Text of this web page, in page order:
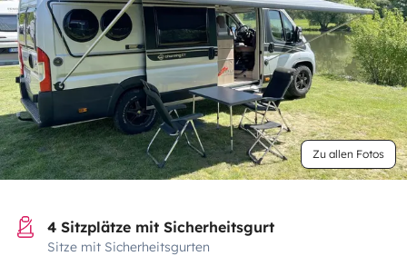
Zu allen Fotos
4 Sitzplätze mit Sicherheitsgurt
Sitze mit Sicherheitsgurten